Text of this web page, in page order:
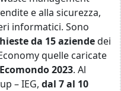
e alla sicurezza,
informatici. Sono
da 15 aziendedei
quelle caricate
Ecomondo 2023. Al
– IEG, dal 7 al 10